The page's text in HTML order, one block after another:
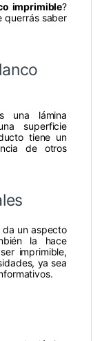
imprimible?
querrás saber
una lámina
superficie
tiene un
de otros
da un aspecto
la hace
imprimible,
ya sea